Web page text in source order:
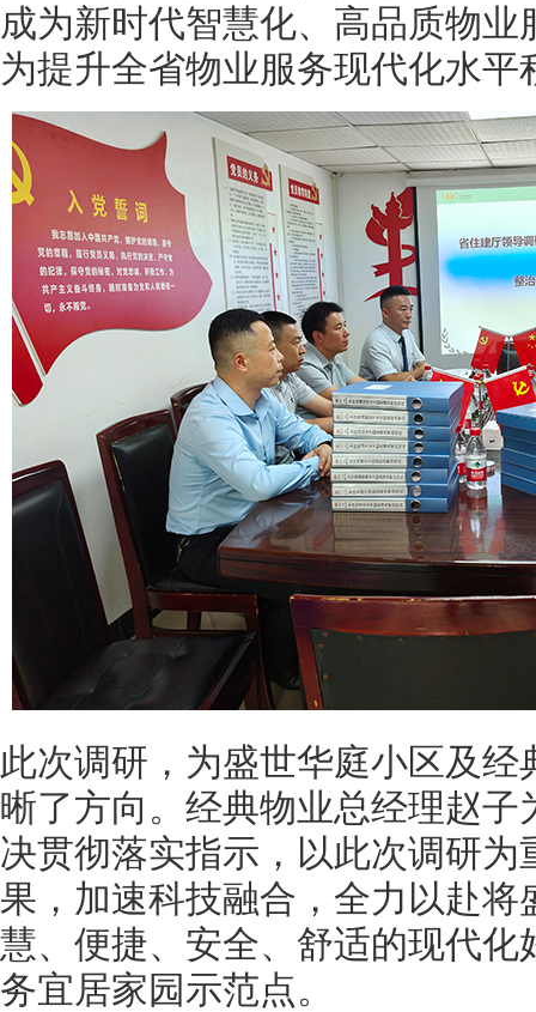
成为新时代智慧化、高品质物
为提升全省物业服务现代化水平
此次调研，为盛世华庭小区及
晰了方向。经典物业总经理赵
决贯彻落实指示，以此次调研
果，加速科技融合，全力以赴将
慧、便捷、安全、舒适的现代化
务宜居家园示范点。